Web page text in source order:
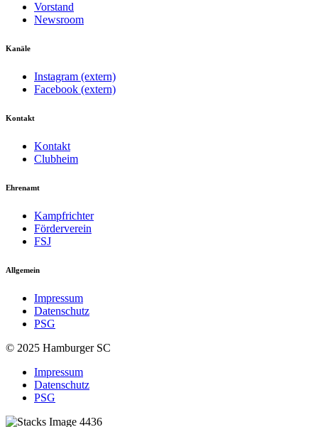
Vorstand
Newsroom
Kanäle
Instagram (extern)
Facebook (extern)
Kontakt
Kontakt
Clubheim
Ehrenamt
Kampfrichter
Förderverein
FSJ
Allgemein
Impressum
Datenschutz
PSG
© 2025 Hamburger SC
Impressum
Datenschutz
PSG